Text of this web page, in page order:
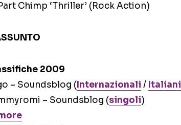
Chimp ‘Thriller’ (Rock Action)
2009
– Soundsblog ( Internazionali / Italiani
– Soundsblog (singoli)